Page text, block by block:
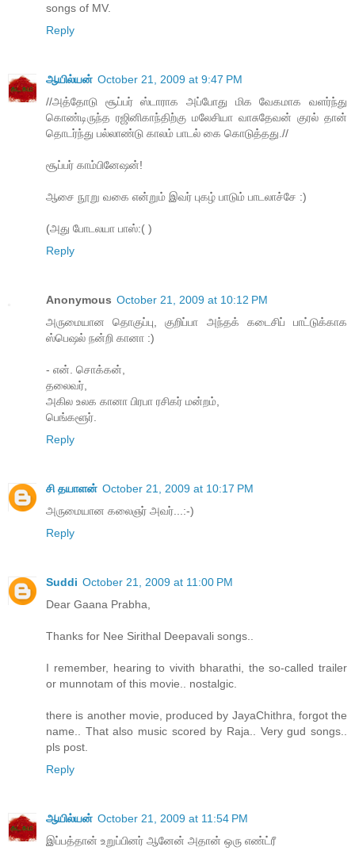
songs of MV.
Reply
ஆயில்யன் October 21, 2009 at 9:47 PM
//அத்தோடு சூப்பர் ஸ்டாராக அப்போது மிக வேகமாக வளர்ந்து
கொண்டிருந்த ரஜினிகாந்திற்கு மலேசியா வாசுதேவன் குரல் தான்
தொடர்ந்து பல்லாண்டு காலம் பாடல் கை கொடுத்தது.//
சூப்பர் காம்பினேஷன்!
ஆசை நூறு வகை என்றும் இவர் புகழ் பாடும் பாடலாச்சே :)
(அது போடலயா பாஸ்:( )
Reply
Anonymous October 21, 2009 at 10:12 PM
அருமையான தொகுப்பு, குறிப்பா அந்தக் கடைசிப் பாட்டுக்காக
ஸ்பெஷல் நன்றி கானா :)
- என். சொக்கன்,
தலைவர்,
அகில உலக கானா பிரபா ரசிகர் மன்றம்,
பெங்களூர்.
Reply
சி தயாளன் October 21, 2009 at 10:17 PM
அருமையான கலைஞர் அவர்...:-)
Reply
Suddi October 21, 2009 at 11:00 PM
Dear Gaana Prabha,
Thanks for Nee Sirithal Deepavali songs..
I remember, hearing to vivith bharathi, the so-called trailer
or munnotam of this movie.. nostalgic.
there is another movie, produced by JayaChithra, forgot the
name.. That also music scored by Raja.. Very gud songs..
pls post.
Reply
ஆயில்யன் October 21, 2009 at 11:54 PM
இப்பத்தான் உறுப்பினர் ஆனேன் அதான் ஒரு எண்ட்ரீ